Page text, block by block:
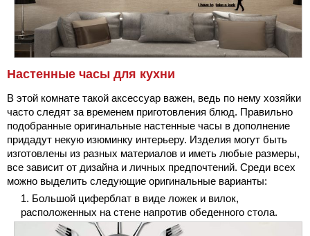
Настенные часы для кухни
В этой комнате такой аксессуар важен, ведь по нему хозяйки
часто следят за временем приготовления блюд. Правильно
подобранные оригинальные настенные часы в дополнение
придадут некую изюминку интерьеру. Изделия могут быть
изготовлены из разных материалов и иметь любые размеры,
все зависит от дизайна и личных предпочтений. Среди всех
можно выделить следующие оригинальные варианты:
Большой циферблат в виде ложек и вилок,
расположенных на стене напротив обеденного стола.